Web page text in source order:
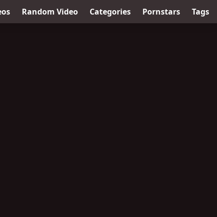
Random Video Categories Pornstars Tags